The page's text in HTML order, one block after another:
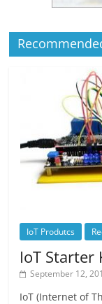
IoT Produtcs
IoT Starter
September 12,
IoT (Internet of